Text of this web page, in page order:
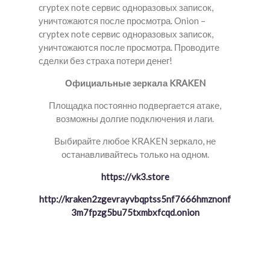
cryptex note сервис одноразовых записок,
уничтожаются после просмотра. Onion –
cryptex note сервис одноразовых записок,
уничтожаются после просмотра. Проводите
сделки без страха потери денег!
Официальные зеркала KRAKEN
Площадка постоянно подвергается атаке,
возможны долгие подключения и лаги.
Выбирайте любое KRAKEN зеркало, не
останавливайтесь только на одном.
https://vk3.store
http://kraken2zgevrayvbqptss5nf7666hmznonf
3m7fpzg5bu75txmbxfcqd.onion